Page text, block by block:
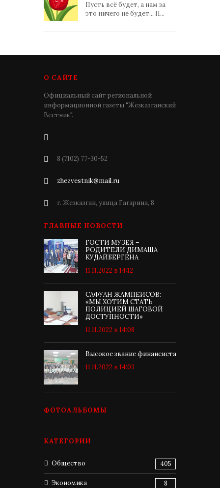
Пусть всё будет, а нам за
это ничего не будет... П...
О САЙТЕ
Официальный сайт региональной
информационной газеты "Жезказганский
Вестник".
8 (7102) 77-30-52
zhezvestnik@mail.ru
г. Жезказган, улица Гагарина, 8
ГЛАВНЫЕ НОВОСТИ
ГОСТИ МУЗЕЯ –
РОДИТЕЛИ ДИМАША
КУДАЙБЕРГЕНА
11.11.2022 в 14:12
САФУАН ЖАМПЕИСОВ:
«МЫ ХОТИМ СТАТЬ
ПОЛИЦИЕЙ ШАГОВОЙ
ДОСТУПНОСТИ»
11.11.2022 в 14:08
Высокое звание финансиста
11.11.2022 в 14:03
ФОТОАЛЬБОМЫ
КАТЕГОРИИ
Общество 405
Экономика 8